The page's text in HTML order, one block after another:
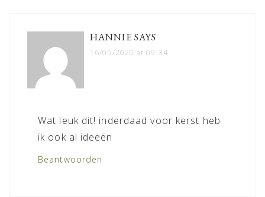
HANNIE SAYS
16/05/2020 at 09:34
Wat leuk dit! inderdaad voor kerst heb
ik ook al ideeën
Beantwoorden